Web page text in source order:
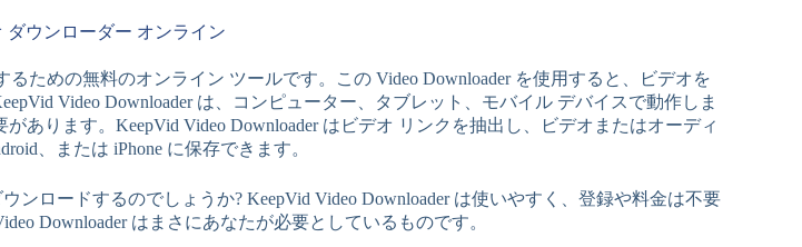
ダウンローダー オンライン
ための無料のオンライン ツールです。この Video Downloader を使用すると、ビデオを
Video Downloader は、コンピューター、タブレット、モバイル デバイスで動作しま
ります。KeepVid Video Downloader はビデオ リンクを抽出し、ビデオまたはオーディ
、または iPhone に保存できます。
ンロードするのでしょうか? KeepVid Video Downloader は使いやすく、登録や料金は不要
Downloader はまさにあなたが必要としているものです。